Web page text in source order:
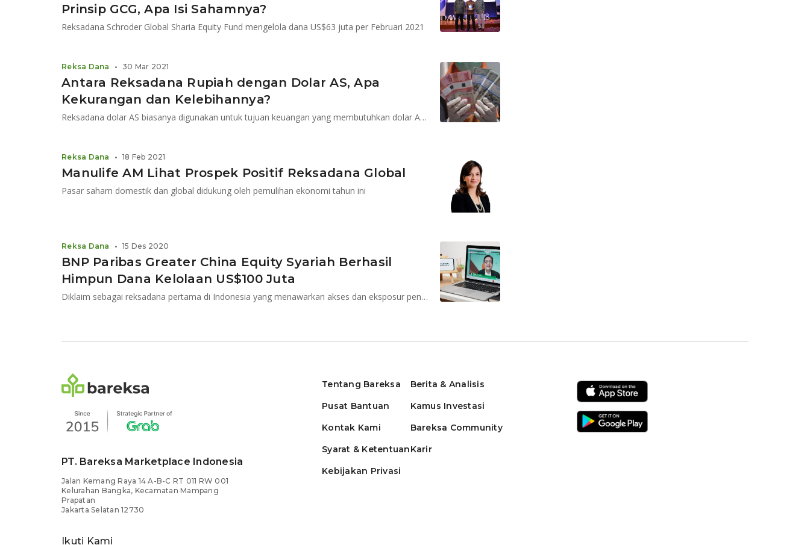
Prinsip GCG, Apa Isi Sahamnya?
Reksadana Schroder Global Sharia Equity Fund mengelola dana US$63 juta per Februari 2021
Antara Reksadana Rupiah dengan Dolar AS, Apa
Kekurangan dan Kelebihannya?
Reksadana dolar AS biasanya digunakan untuk tujuan keuangan yang membutuhkan dolar AS seperti biaya pendidikan anak di luar negeri
Reksa Dana • 30 Mar 2021
Manulife AM Lihat Prospek Positif Reksadana Global
Pasar saham domestik dan global didukung oleh pemulihan ekonomi tahun ini
Reksa Dana • 18 Feb 2021
BNP Paribas Greater China Equity Syariah Berhasil
Himpun Dana Kelolaan US$100 Juta
Diklaim sebagai reksadana pertama di Indonesia yang menawarkan akses dan eksposur penuh ke pasar saham China
Reksa Dana • 15 Des 2020
PT. Bareksa Marketplace Indonesia
Jalan Kemang Raya 14 A-B-C RT 011 RW 001
Kelurahan Bangka, Kecamatan Mampang
Prapatan
Jakarta Selatan 12730
Ikuti Kami
Tentang Bareksa
Pusat Bantuan
Kontak Kami
Syarat & Ketentuan
Kebijakan Privasi
Berita & Analisis
Kamus Investasi
Bareksa Community
Karir